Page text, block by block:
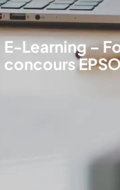
E-Learning –
concours